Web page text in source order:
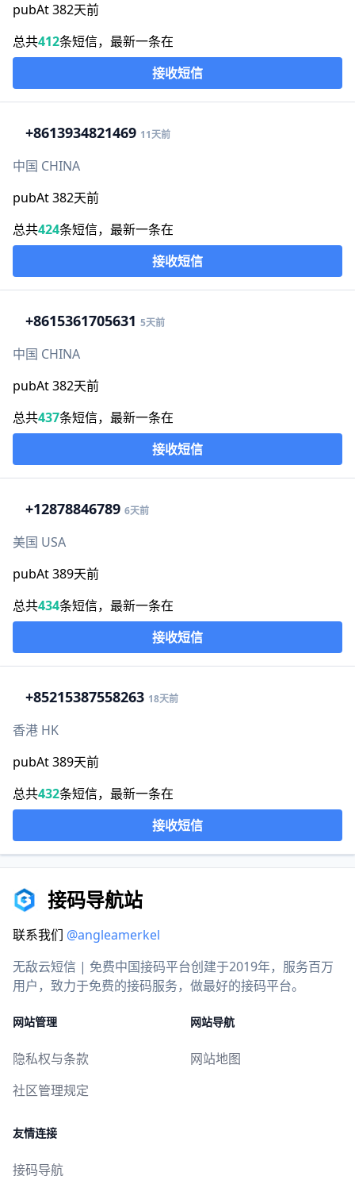
pubAt 382天前
总共412条短信，最新一条在
接收短信
+8613934821469 11天前
中国 CHINA
pubAt 382天前
总共424条短信，最新一条在
接收短信
+8615361705631 5天前
中国 CHINA
pubAt 382天前
总共437条短信，最新一条在
接收短信
+12878846789 6天前
美国 USA
pubAt 389天前
总共434条短信，最新一条在
接收短信
+85215387558263 18天前
香港 HK
pubAt 389天前
总共432条短信，最新一条在
接收短信
接码导航站
联系我们 @angleamerkel
无敌云短信 | 免费中国接码平台创建于2019年，服务百万
用户，致力于免费的接码服务，做最好的接码平台。
网站管理
隐私权与条款
社区管理规定
网站导航
网站地图
友情连接
接码导航